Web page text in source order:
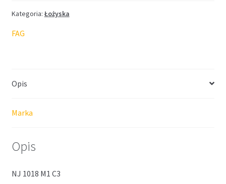
Kategoria: Łożyska
FAG
Opis
Marka
Opis
NJ 1018 M1 C3